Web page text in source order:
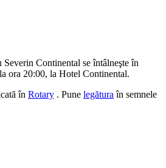
Continental se întâlneşte în
ora 20:00, la Hotel Continental.
în Rotary . Pune legătura în semnele